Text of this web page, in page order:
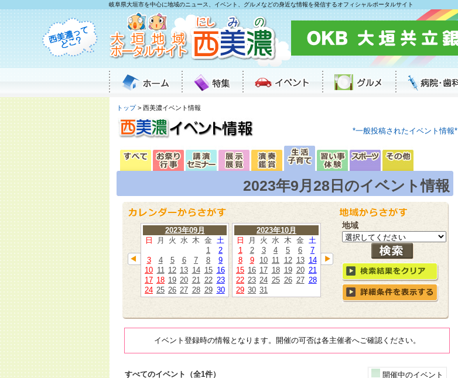
岐阜県大垣市を中心に地域のニュース、イベント、グルメなどの身近な情報を発信するオフィシャルポータルサイト
トップ> 西美濃イベント情報
*一般投稿されたイベント情報*
2023年9月28日のイベント情報
2023年09月
日
月 火 水 木 金 土
1
2
3
4 5 6 7 8
9
10 11 12 13 14 15 16
17 18 19 20 21 22 23
24 25 26 27 28 29 30
2023年10月
日
月 火 水 木 金 土
1
2 3 4 5 6
7
8
9 10 11 12 13 14
15 16 17 18 19 20 21
22 23 24 25 26 27 28
29 30 31
地域
イベント登録時の情報となります。開催の可否は各主催者へご確認ください。
すべてのイベント（全1件） 開催中のイベント